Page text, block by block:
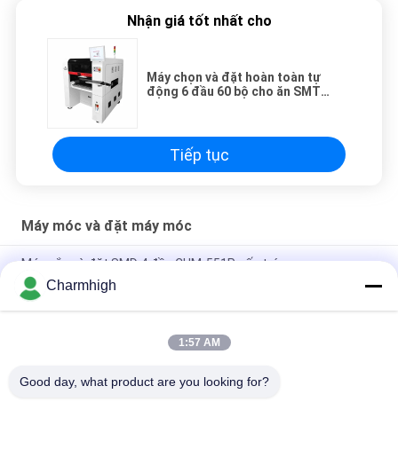
Nhận giá tốt nhất cho
Máy chọn và đặt hoàn toàn tự
động 6 đầu 60 bộ cho ăn SMT
Tiếp tục
Máy móc và đặt máy móc
Máy gắp và đặt SMD 4 đầu CHM-551P cấu trúc gang
Thiết kế hẹp Mô-đun TC06 độ chính xác cao Máy gắp và đặt
SMT 6 đầu Hỗ trợ 01005
Charmhigh TM08 PCBA sản xuất SMT Chip Mounter
Charmhigh
1:57 AM
Good day, what product are you looking for?